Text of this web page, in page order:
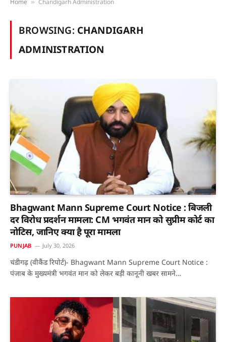
Home » Chandigarh Administration
BROWSING: CHANDIGARH
ADMINISTRATION
Bhagwant Mann Supreme Court Notice : बिजली
दर विरोध प्रदर्शन मामला: CM भगवंत मान को सुप्रीम कोर्ट का
नोटिस, जानिए क्या है पूरा मामला
PUNJAB July 30, 2026
चंडीगढ़ (वीकैंड रिपोर्ट)- Bhagwant Mann Supreme Court Notice :
पंजाब के मुख्यमंत्री भगवंत मान को लेकर बड़ी कानूनी खबर सामने…